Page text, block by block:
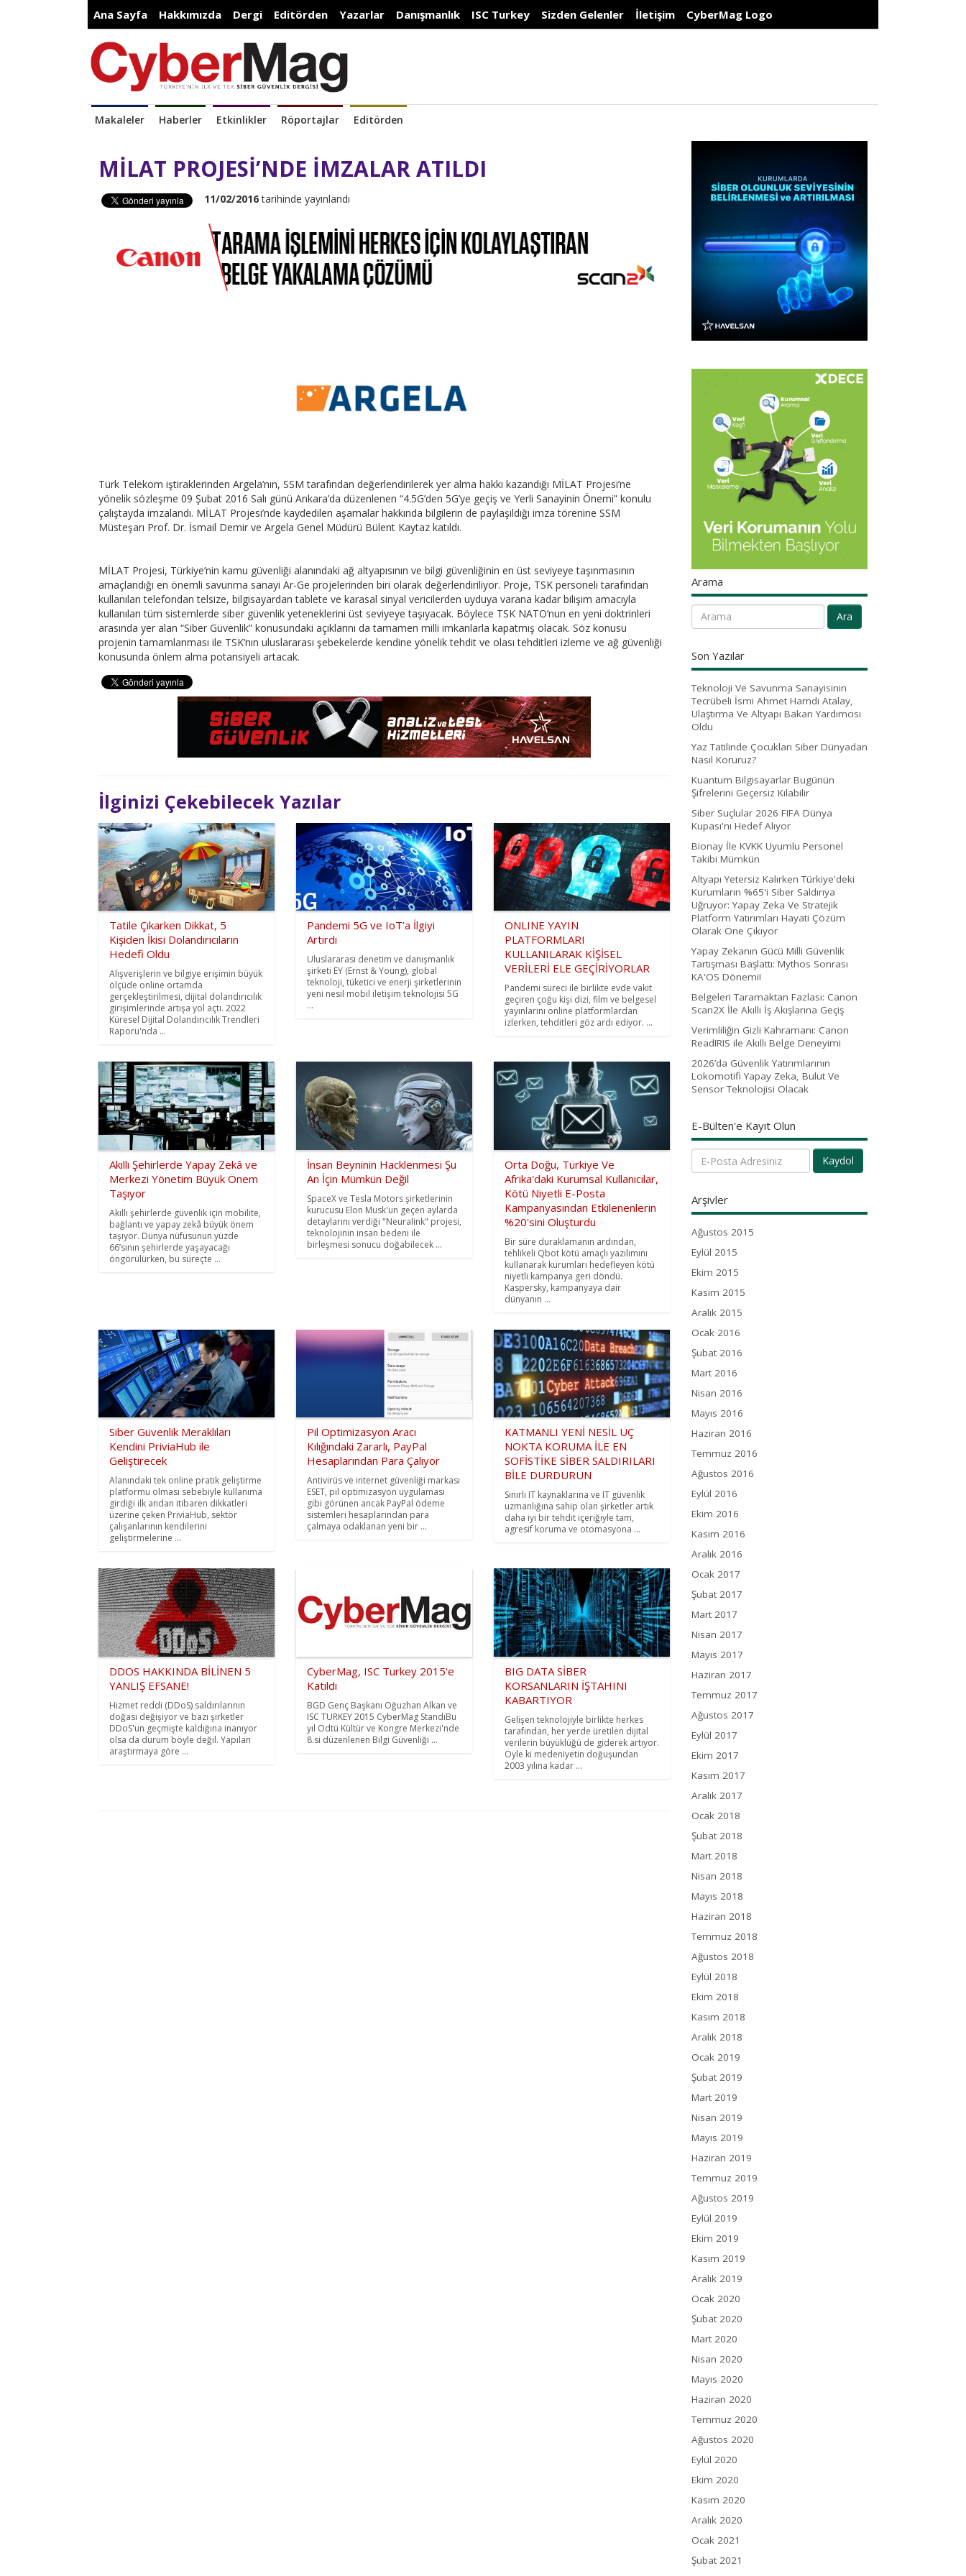
Ana Sayfa Hakkımızda Dergi Editörden Yazarlar Danışmanlık ISC Turkey Sizden Gelenler İletişim CyberMag Logo
Makaleler Haberler Etkinlikler Röportajlar Editörden
MİLAT PROJESİ’NDE İMZALAR ATILDI
11/02/2016tarihinde yayınlandı
Türk Telekom iştiraklerinden Argela’nın, SSM tarafından değerlendirilerek yer alma hakkı kazandığı MİLAT Projesi’ne
yönelik sözleşme 09 Şubat 2016 Salı günü Ankara’da düzenlenen “4.5G’den 5G’ye geçiş ve Yerli Sanayinin Önemi” konulu
çalıştayda imzalandı. MİLAT Projesi’nde kaydedilen aşamalar hakkında bilgilerin de paylaşıldığı imza törenine SSM
Müsteşarı Prof. Dr. İsmail Demir ve Argela Genel Müdürü Bülent Kaytaz katıldı.
MİLAT Projesi, Türkiye’nin kamu güvenliği alanındaki ağ altyapısının ve bilgi güvenliğinin en üst seviyeye taşınmasının
amaçlandığı en önemli savunma sanayi Ar-Ge projelerinden biri olarak değerlendiriliyor. Proje, TSK personeli tarafından
kullanılan telefondan telsize, bilgisayardan tablete ve karasal sinyal vericilerden uyduya varana kadar bilişim amacıyla
kullanılan tüm sistemlerde siber güvenlik yeteneklerini üst seviyeye taşıyacak. Böylece TSK NATO’nun en yeni doktrinleri
arasında yer alan “Siber Güvenlik” konusundaki açıklarını da tamamen milli imkanlarla kapatmış olacak. Söz konusu
projenin tamamlanması ile TSK’nın uluslararası şebekelerde kendine yönelik tehdit ve olası tehditleri izleme ve ağ güvenliği
konusunda önlem alma potansiyeli artacak.
İlginizi Çekebilecek Yazılar
Tatile Çıkarken Dikkat, 5
Kişiden İkisi Dolandırıcıların
Hedefi Oldu
Alışverişlerin ve bilgiye erişimin büyük
ölçüde online ortamda
gerçekleştirilmesi, dijital dolandırıcılık
girişimlerinde artışa yol açtı. 2022
Küresel Dijital Dolandırıcılık Trendleri
Raporu'nda ...
Pandemi 5G ve IoT’a İlgiyi
Artırdı
Uluslararası denetim ve danışmanlık
şirketi EY (Ernst & Young), global
teknoloji, tüketici ve enerji şirketlerinin
yeni nesil mobil iletişim teknolojisi 5G
...
ONLINE YAYIN
PLATFORMLARI
KULLANILARAK KİŞİSEL
VERİLERİ ELE GEÇİRİYORLAR
Pandemi süreci ile birlikte evde vakit
geçiren çoğu kişi dizi, film ve belgesel
yayınlarını online platformlardan
izlerken, tehditleri göz ardı ediyor. ...
Akıllı Şehirlerde Yapay Zekâ ve
Merkezi Yönetim Büyük Önem
Taşıyor
Akıllı şehirlerde güvenlik için mobilite,
bağlantı ve yapay zekâ büyük önem
taşıyor. Dünya nüfusunun yüzde
66’sının şehirlerde yaşayacağı
öngörülürken, bu süreçte ...
İnsan Beyninin Hacklenmesi Şu
An İçin Mümkün Değil
SpaceX ve Tesla Motors şirketlerinin
kurucusu Elon Musk'un geçen aylarda
detaylarını verdiği "Neuralink" projesi,
teknolojinin insan bedeni ile
birleşmesi sonucu doğabilecek ...
Orta Doğu, Türkiye Ve
Afrika'daki Kurumsal Kullanıcılar,
Kötü Niyetli E-Posta
Kampanyasından Etkilenenlerin
%20'sini Oluşturdu
Bir süre duraklamanın ardından,
tehlikeli Qbot kötü amaçlı yazılımını
kullanarak kurumları hedefleyen kötü
niyetli kampanya geri döndü.
Kaspersky, kampanyaya dair
dünyanın ...
Siber Güvenlik Meraklıları
Kendini PriviaHub ile
Geliştirecek
Alanındaki tek online pratik geliştirme
platformu olması sebebiyle kullanıma
girdiği ilk andan itibaren dikkatleri
üzerine çeken PriviaHub, sektör
çalışanlarının kendilerini
geliştirmelerine ...
Pil Optimizasyon Aracı
Kılığındaki Zararlı, PayPal
Hesaplarından Para Çalıyor
Antivirüs ve internet güvenliği markası
ESET, pil optimizasyon uygulaması
gibi görünen ancak PayPal ödeme
sistemleri hesaplarından para
çalmaya odaklanan yeni bir ...
KATMANLI YENİ NESİL UÇ
NOKTA KORUMA İLE EN
SOFİSTİKE SİBER SALDIRILARI
BİLE DURDURUN
Sınırlı IT kaynaklarına ve IT güvenlik
uzmanlığına sahip olan şirketler artık
daha iyi bir tehdit içeriğiyle tam,
agresif koruma ve otomasyona ...
DDOS HAKKINDA BİLİNEN 5
YANLIŞ EFSANE!
Hizmet reddi (DDoS) saldırılarının
doğası değişiyor ve bazı şirketler
DDoS'un geçmişte kaldığına inanıyor
olsa da durum böyle değil. Yapılan
araştırmaya göre ...
CyberMag, ISC Turkey 2015'e
Katıldı
BGD Genç Başkanı Oğuzhan Alkan ve
ISC TURKEY 2015 CyberMag StandıBu
yıl Odtü Kültür ve Kongre Merkezi'nde
8.si düzenlenen Bilgi Güvenliği ...
BIG DATA SİBER
KORSANLARIN İŞTAHINI
KABARTIYOR
Gelişen teknolojiyle birlikte herkes
tarafından, her yerde üretilen dijital
verilerin büyüklüğü de giderek artıyor.
Öyle ki medeniyetin doğuşundan
2003 yılına kadar ...
Arama
Ara
Son Yazılar
Teknoloji Ve Savunma Sanayisinin
Tecrübeli İsmi Ahmet Hamdi Atalay,
Ulaştırma Ve Altyapı Bakan Yardımcısı
Oldu
Yaz Tatilinde Çocukları Siber Dünyadan
Nasıl Koruruz?
Kuantum Bilgisayarlar Bugünün
Şifrelerini Geçersiz Kılabilir
Siber Suçlular 2026 FIFA Dünya
Kupası'nı Hedef Alıyor
Bionay İle KVKK Uyumlu Personel
Takibi Mümkün
Altyapı Yetersiz Kalırken Türkiye'deki
Kurumların %65'i Siber Saldırıya
Uğruyor: Yapay Zeka Ve Stratejik
Platform Yatırımları Hayati Çözüm
Olarak Öne Çıkıyor
Yapay Zekanın Gücü Milli Güvenlik
Tartışması Başlattı: Mythos Sonrası
KA'OS Dönemi!
Belgeleri Taramaktan Fazlası: Canon
Scan2X İle Akıllı İş Akışlarına Geçiş
Verimliliğin Gizli Kahramanı: Canon
ReadIRIS ile Akıllı Belge Deneyimi
2026’da Güvenlik Yatırımlarının
Lokomotifi Yapay Zeka, Bulut Ve
Sensor Teknolojisi Olacak
E-Bülten'e Kayıt Olun
Kaydol
Arşivler
Ağustos 2015
Eylül 2015
Ekim 2015
Kasım 2015
Aralık 2015
Ocak 2016
Şubat 2016
Mart 2016
Nisan 2016
Mayıs 2016
Haziran 2016
Temmuz 2016
Ağustos 2016
Eylül 2016
Ekim 2016
Kasım 2016
Aralık 2016
Ocak 2017
Şubat 2017
Mart 2017
Nisan 2017
Mayıs 2017
Haziran 2017
Temmuz 2017
Ağustos 2017
Eylül 2017
Ekim 2017
Kasım 2017
Aralık 2017
Ocak 2018
Şubat 2018
Mart 2018
Nisan 2018
Mayıs 2018
Haziran 2018
Temmuz 2018
Ağustos 2018
Eylül 2018
Ekim 2018
Kasım 2018
Aralık 2018
Ocak 2019
Şubat 2019
Mart 2019
Nisan 2019
Mayıs 2019
Haziran 2019
Temmuz 2019
Ağustos 2019
Eylül 2019
Ekim 2019
Kasım 2019
Aralık 2019
Ocak 2020
Şubat 2020
Mart 2020
Nisan 2020
Mayıs 2020
Haziran 2020
Temmuz 2020
Ağustos 2020
Eylül 2020
Ekim 2020
Kasım 2020
Aralık 2020
Ocak 2021
Şubat 2021